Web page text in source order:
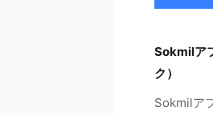
Sokmilア
ク）
Sokmilア